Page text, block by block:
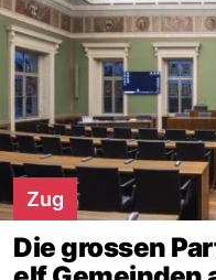
Zug
Die grossen